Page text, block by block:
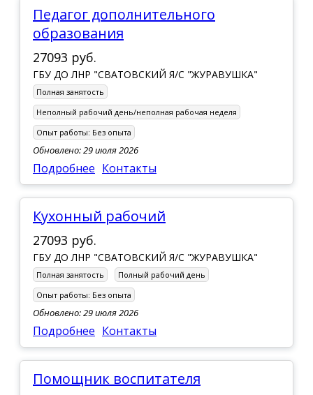
Педагог дополнительного
образования
27093 руб.
ГБУ ДО ЛНР "СВАТОВСКИЙ Я/С "ЖУРАВУШКА"
Полная занятость
Неполный рабочий день/неполная рабочая неделя
Опыт работы: Без опыта
Обновлено: 29 июля 2026
Подробнее Контакты
Кухонный рабочий
27093 руб.
ГБУ ДО ЛНР "СВАТОВСКИЙ Я/С "ЖУРАВУШКА"
Полная занятость
Полный рабочий день
Опыт работы: Без опыта
Обновлено: 29 июля 2026
Подробнее Контакты
Помощник воспитателя